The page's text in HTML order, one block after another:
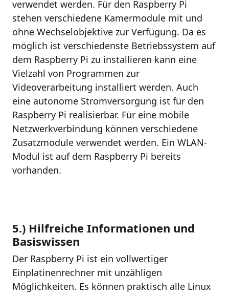
verwendet werden. Für den Raspberry Pi
stehen verschiedene Kamermodule mit und
ohne Wechselobjektive zur Verfügung. Da es
möglich ist verschiedenste Betriebssystem auf
dem Raspberry Pi zu installieren kann eine
Vielzahl von Programmen zur
Videoverarbeitung installiert werden. Auch
eine autonome Stromversorgung ist für den
Raspberry Pi realisierbar. Für eine mobile
Netzwerkverbindung können verschiedene
Zusatzmodule verwendet werden. Ein WLAN-
Modul ist auf dem Raspberry Pi bereits
vorhanden.
5.) Hilfreiche Informationen und
Basiswissen
Der Raspberry Pi ist ein vollwertiger
Einplatinenrechner mit unzähligen
Möglichkeiten. Es können praktisch alle Linux